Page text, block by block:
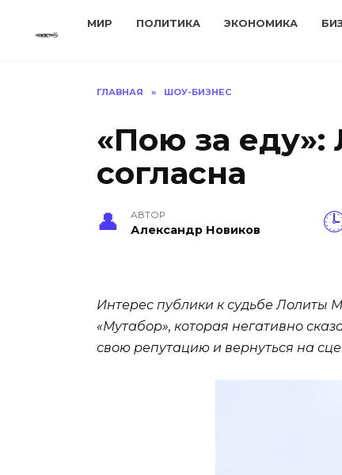
МИР ПОЛИТИКА ЭКОНОМИКА
ГЛАВНАЯ » ШОУ-БИЗНЕС
«Пою за еду»:
согласна
АВТОР
Александр Новиков
Интерес публики к судьбе Лолиты
«Мутабор», которая негативно
свою репутацию и вернуться на